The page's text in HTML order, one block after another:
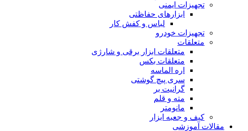
تجهیزات ایمنی
ابزارهای حفاظتی
لباس و کفش کار
تجهیزات خودرو
متعلقات
متعلقات ابزار برقی و شارژی
متعلقات بکس
اره الماسه
سری پیچ گوشتی
گرانیت بر
مته و قلم
مانومتر
کیف و جعبه ابزار
مقالات آموزشی